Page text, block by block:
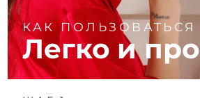
КАК ПОЛЬЗОВАТЬСЯ
Легко и